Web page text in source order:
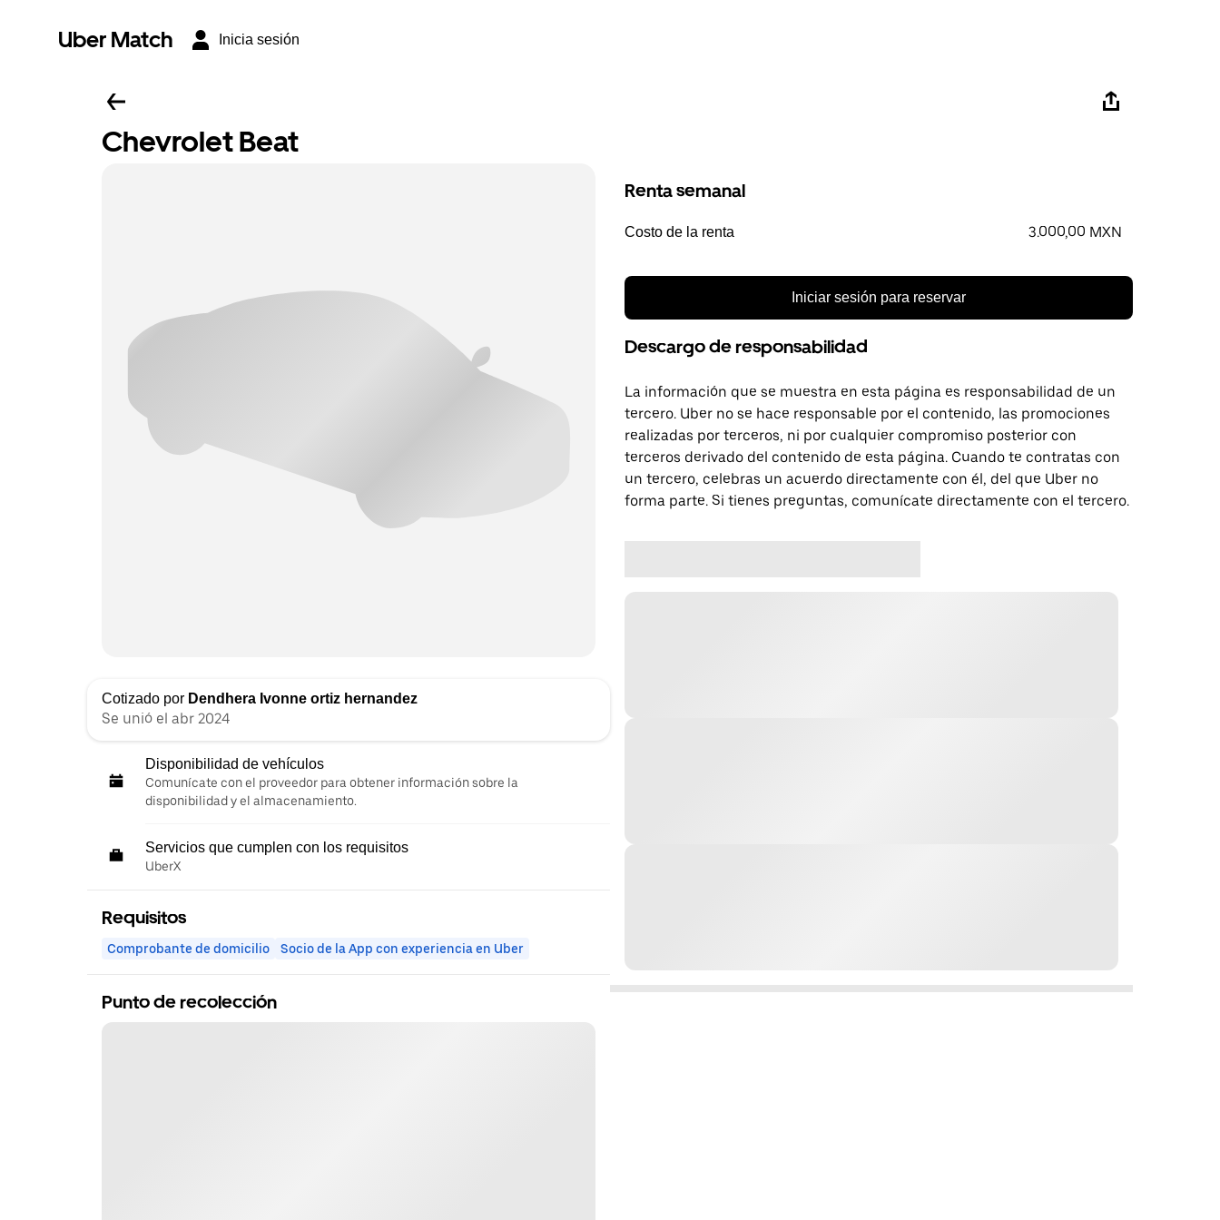
Uber Match Inicia sesión
Chevrolet Beat
Cotizado por Dendhera Ivonne ortiz hernandez
Se unió el abr 2024
Disponibilidad de vehículos
Comunícate con el proveedor para obtener información sobre la
disponibilidad y el almacenamiento.
Servicios que cumplen con los requisitos
UberX
Requisitos
Comprobante de domicilio Socio de la App con experiencia en Uber
Punto de recolección
Renta semanal
Costo de la renta 3.000,00 MXN
Iniciar sesión para reservar
Descargo de responsabilidad
La información que se muestra en esta página es responsabilidad de un
tercero. Uber no se hace responsable por el contenido, las promociones
realizadas por terceros, ni por cualquier compromiso posterior con
terceros derivado del contenido de esta página. Cuando te contratas con
un tercero, celebras un acuerdo directamente con él, del que Uber no
forma parte. Si tienes preguntas, comunícate directamente con el tercero.